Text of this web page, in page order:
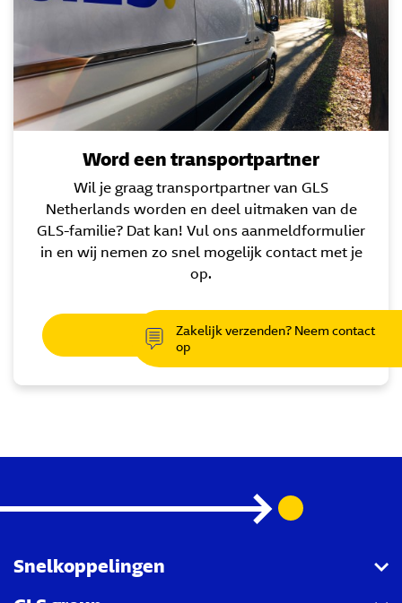
Word een transportpartner
Wil je graag transportpartner van GLS
Netherlands worden en deel uitmaken van de
GLS-familie? Dat kan! Vul ons aanmeldformulier
in en wij nemen zo snel mogelijk contact met je
op.
Aanmelden
Zakelijk verzenden? Neem contact
op
Snelkoppelingen